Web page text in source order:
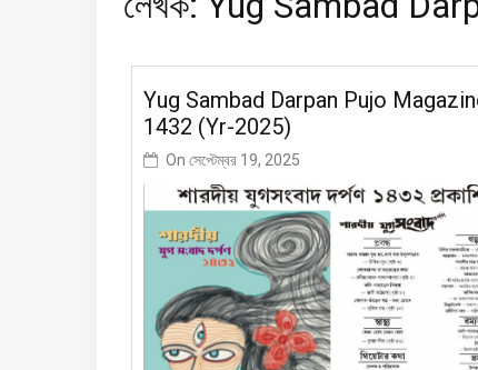
Yug Sambad Darpan Pujo
1432 (Yr-2025)
On সেপ্টেম্বর 19, 2025